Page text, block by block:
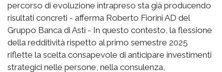
percorso di evoluzione intrapreso sta già producendo
risultati concreti - afferma Roberto Fiorini AD del
Gruppo Banca di Asti - In questo contesto, la flessione
della redditività rispetto al primo semestre 2025
riflette la scelta consapevole di anticipare investimenti
strategici nelle persone, nella consulenza,